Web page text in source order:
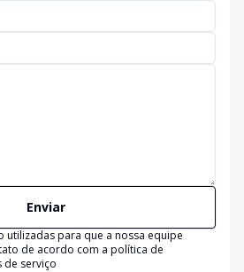
Enviar
utilizadas para que a nossa equipe
de acordo com a política de
de serviço